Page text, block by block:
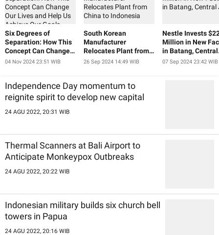
Six Degrees of
Separation: How This
Concept Can Change
Our Lives and Help Us
04 Nov 2024 23:51 WIB
South Korean
Manufacturer
Relocates Plant from
China to Indonesia
26 Sep 2024 14:49 WIB
Nestle Invests
Million in New
in Batang, Central
Java
07 Sep 2024 23:42 WIB
Independence Day momentum to
reignite spirit to develop new capital
24 AGU 2022, 20:31 WIB
Thermal Scanners at Bali Airport to
Anticipate Monkeypox Outbreaks
24 AGU 2022, 20:22 WIB
Indonesian military builds six church bell
towers in Papua
24 AGU 2022, 20:16 WIB